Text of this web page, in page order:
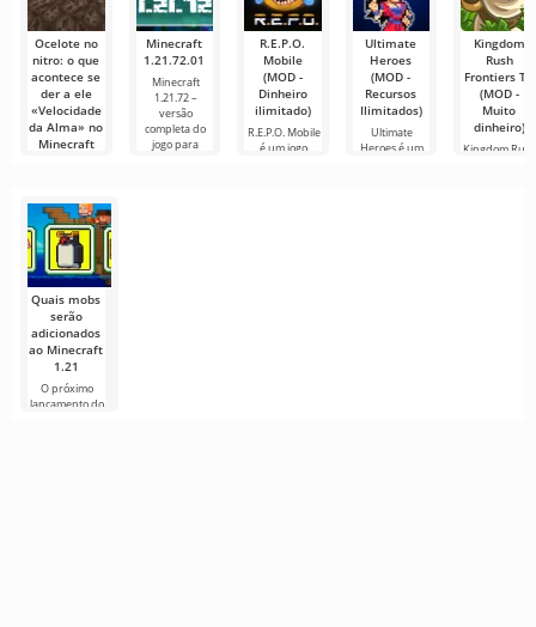
Ocelote no
nitro: o que
acontece se
der a ele
«Velocidade
da Alma» no
Minecraft
Minecraft um
Minecraft
1.21.72.01
Minecraft
1.21.72 –
versão
completa do
jogo para
R.E.P.O.
Mobile
(MOD -
Dinheiro
ilimitado)
R.E.P.O. Mobile
é um jogo
Ultimate
Heroes
(MOD -
Recursos
Ilimitados)
Ultimate
Heroes é um
Kingdom
Rush
Frontiers TD
(MOD -
Muito
dinheiro)
Kingdom
Quais mobs
serão
adicionados
ao Minecraft
1.21
O próximo
lançamento do